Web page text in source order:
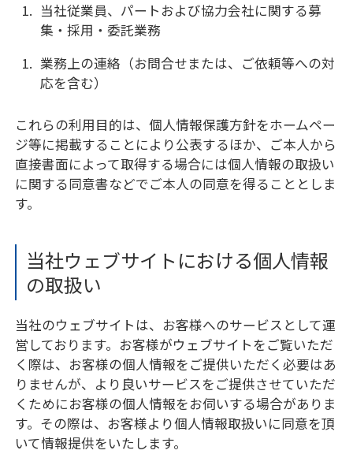
当社従業員、パートおよび協力会社に関する募
集・採用・委託業務
業務上の連絡（お問合せまたは、ご依頼等への対
応を含む）
これらの利用目的は、個人情報保護方針をホームペー
ジ等に掲載することにより公表するほか、ご本人から
直接書面によって取得する場合には個人情報の取扱い
に関する同意書などでご本人の同意を得ることとしま
す。
当社ウェブサイトにおける個人情報
の取扱い
当社のウェブサイトは、お客様へのサービスとして運
営しております。お客様がウェブサイトをご覧いただ
く際は、お客様の個人情報をご提供いただく必要はあ
りませんが、より良いサービスをご提供させていただ
くためにお客様の個人情報をお伺いする場合がありま
す。その際は、お客様より個人情報取扱いに同意を頂
いて情報提供をいたします。